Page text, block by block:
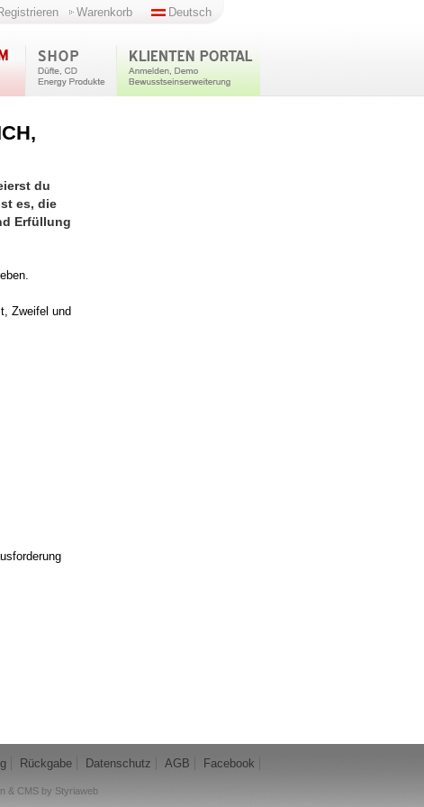
Warenkorb Deutsch
du
es, die
Erfüllung
Zweifel und
& CMS by Styriaweb
Rückgabe Datenschutz AGB Facebook